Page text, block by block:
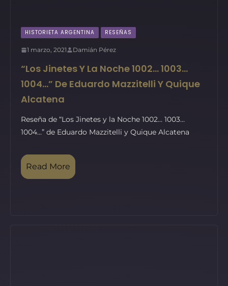
HISTORIETA ARGENTINA RESEÑAS
1 marzo, 2021 Damián Pérez
“Los Jinetes Y La Noche 1002… 1003…
1004…” De Eduardo Mazzitelli Y Quique
Alcatena
Reseña de “Los Jinetes y la Noche 1002… 1003…
1004…” de Eduardo Mazzitelli y Quique Alcatena
Read More